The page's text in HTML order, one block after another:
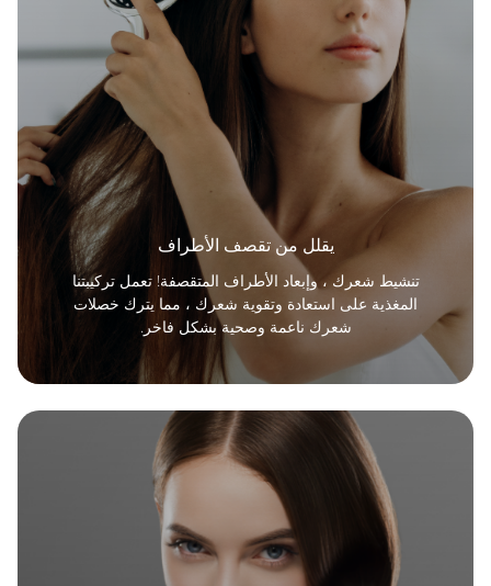
يقلل من تقصف الأطراف
تنشيط شعرك ، وإبعاد الأطراف المتقصفة! تعمل تركيبتنا
المغذية على استعادة وتقوية شعرك ، مما يترك خصلات
شعرك ناعمة وصحية بشكل فاخر.